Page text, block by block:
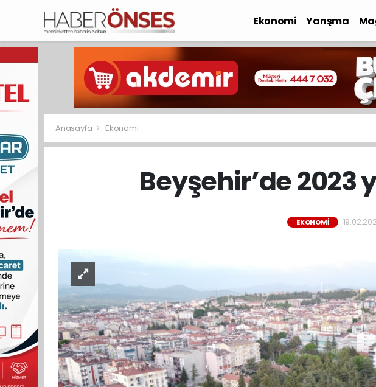
Ekonomi Yarışma
Anasayfa Ekonomi
Beyşehir’de 2023
EKONOMI